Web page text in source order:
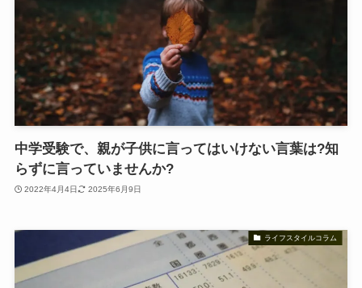
中学受験で、親が子供に言ってはいけない言葉は?知
らずに言っていませんか?
2022年4月4日 2025年6月9日
ライフスタイルコラム